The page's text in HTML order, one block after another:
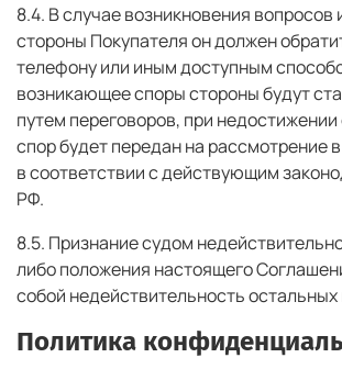
8.4. В случае возникновения вопросов
стороны Покупателя он должен
телефону или иным доступным
возникающее споры стороны будут
путем переговоров, при
спор будет передан на рассмотрение
в соответствии с действующим
РФ.
8.5. Признание судом
либо положения настоящего
собой недействительность
Политика